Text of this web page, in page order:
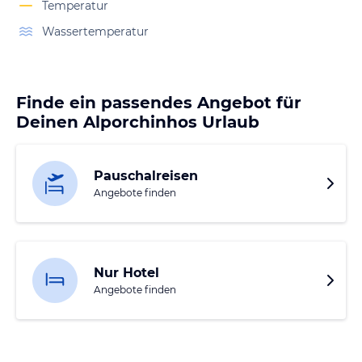
Temperatur
Wassertemperatur
Finde ein passendes Angebot für
Deinen Alporchinhos Urlaub
Pauschalreisen
Angebote finden
Nur Hotel
Angebote finden